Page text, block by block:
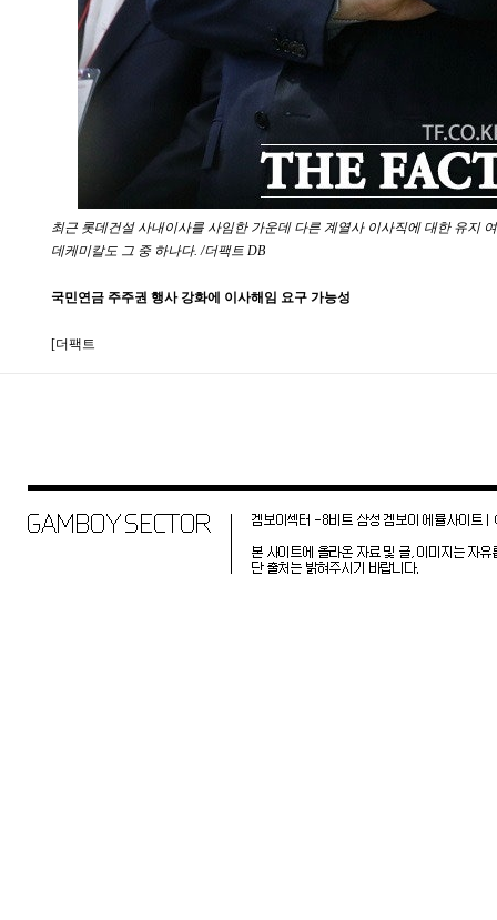
최근 롯데건설 사내이사를 사임한 가운데 다른 계열사 이사직에 대한 유지
데케미칼도 그 중 하나다. /더팩트 DB
국민연금 주주권 행사 강화에 이사해임 요구 가능성
[더팩트